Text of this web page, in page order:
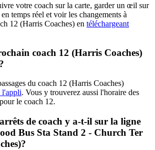
votre coach sur la carte, garder un œil sur
temps réel et voir les changements à
12 (Harris Coaches) en téléchargeant
coach 12 (Harris Coaches)
du coach 12 (Harris Coaches)
l'appli. Vous y trouverez aussi l'horaire des
le coach 12.
de coach y a-t-il sur la ligne
Bus Sta Stand 2 - Church Ter